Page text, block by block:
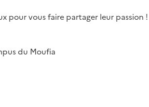
pour vous faire partager leur passion !
du Moufia